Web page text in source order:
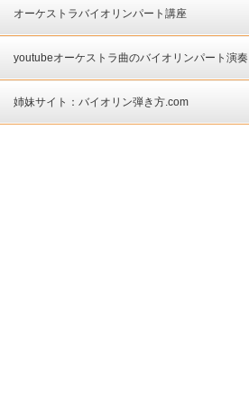
オーケストラバイオリンパート講座
youtubeオーケストラ曲のバイオリンパート演奏
姉妹サイト：バイオリン弾き方.com